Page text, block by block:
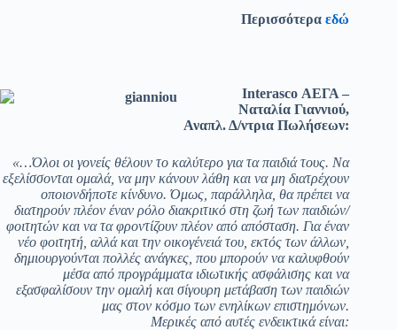
Περισσότεραεδώ
Interasco ΑΕΓΑ –
Ναταλία Γιαννιού,
Αναπλ. Δ/ντρια Πωλήσεων:
«…Όλοι οι γονείς θέλουν το καλύτερο για τα παιδιά τους. Να
εξελίσσονται ομαλά, να μην κάνουν λάθη και να μη διατρέχουν
οποιονδήποτε κίνδυνο. Όμως, παράλληλα, θα πρέπει να
διατηρούν πλέον έναν ρόλο διακριτικό στη ζωή των παιδιών/
φοιτητών και να τα φροντίζουν πλέον από απόσταση. Για έναν
νέο φοιτητή, αλλά και την οικογένειά του, εκτός των άλλων,
δημιουργούνται πολλές ανάγκες, που μπορούν να καλυφθούν
μέσα από προγράμματα ιδιωτικής ασφάλισης και να
εξασφαλίσουν την ομαλή και σίγουρη μετάβαση των παιδιών
μας στον κόσμο των ενηλίκων επιστημόνων.
Μερικές από αυτές ενδεικτικά είναι: